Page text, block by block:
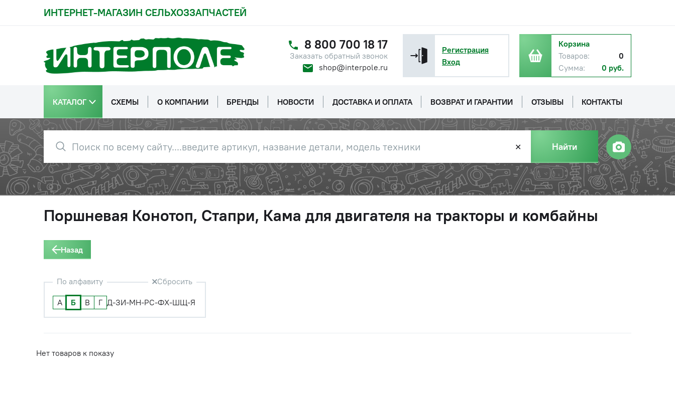
ИНТЕРНЕТ-МАГАЗИН СЕЛЬХОЗЗАПЧАСТЕЙ
8 800 700 18 17
Заказать обратный звонок
shop@interpole.ru
Регистрация
Вход
Корзина
Товаров:
0
Сумма:
0 руб.
КАТАЛОГ СХЕМЫ О КОМПАНИИ БРЕНДЫ НОВОСТИ ДОСТАВКА И ОПЛАТА ВОЗВРАТ И ГАРАНТИИ ОТЗЫВЫ КОНТАКТЫ
✕ Найти
Поршневая Конотоп, Стапри, Кама для двигателя на тракторы и комбайны
Назад
По алфавиту Сбросить
А Б В Г Д-ЗИ-МН-РС-ФХ-ШЩ-Я
Нет товаров к показу